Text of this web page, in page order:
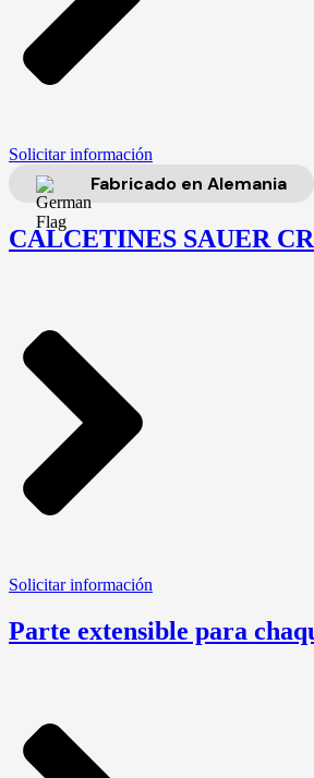
Solicitar información
Fabricado en Alemania
CALCETINES SAUER
Solicitar información
Parte extensible para